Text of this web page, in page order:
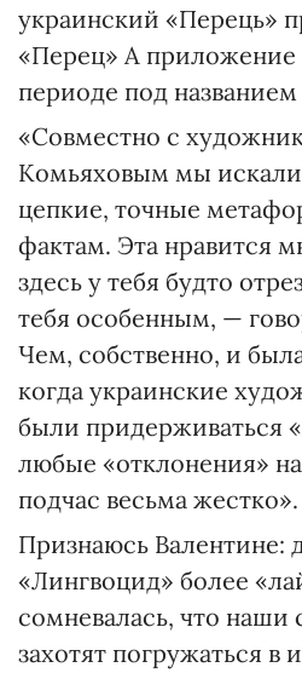
украинский «Перець»
«Перец» А приложение
периоде под
«Совместно с
Комьяховым мы
цепкие, точные
фактам. Эта нравится
здесь у тебя будто
тебя особенным, —
Чем, собственно, и
когда украинские
были придерживаться
любые «отклонения»
подчас весьма жестко».
Признаюсь Валентине:
«Лингвоцид» более
сомневалась, что наши
захотят погружаться в